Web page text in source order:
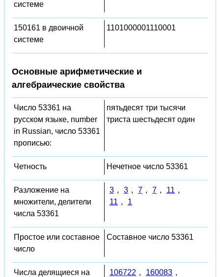
системе
150161 в двоичной
системе
1101000001110001
Основные арифметические и
алгебраические свойства
Число 53361 на
русском языке, number
in Russian, число 53361
прописью:
пятьдесят три тысячи
триста шестьдесят один
Четность Нечетное число 53361
Разложение на
множители, делители
числа 53361
3 , 3 , 7 , 7 , 11 ,
11 , 1
Простое или составное
число
Составное число 53361
Числа делящиеся на
106722 , 160083 ,